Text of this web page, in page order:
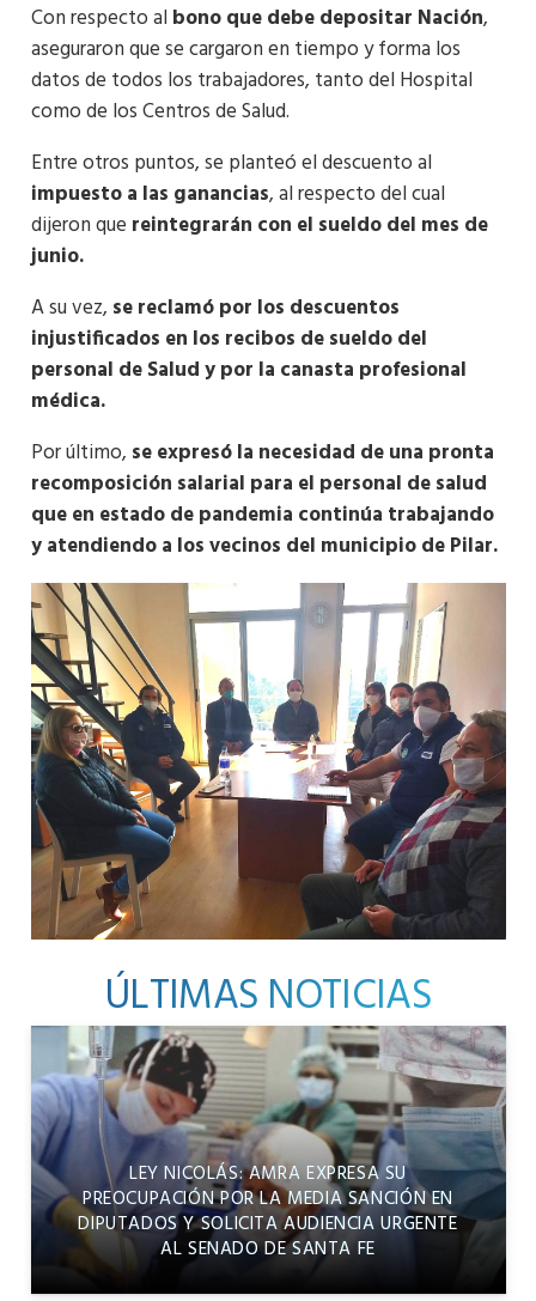
Con respecto al bono que debe depositar Nación,
aseguraron que se cargaron en tiempo y forma los
datos de todos los trabajadores, tanto del Hospital
como de los Centros de Salud.
Entre otros puntos, se planteó el descuento al
impuesto a las ganancias, al respecto del cual
dijeron que reintegrarán con el sueldo del mes de
junio.
A su vez, se reclamó por los descuentos
injustificados en los recibos de sueldo del
personal de Salud y por la canasta profesional
médica.
Por último, se expresó la necesidad de una pronta
recomposición salarial para el personal de salud
que en estado de pandemia continúa trabajando
y atendiendo a los vecinos del municipio de Pilar.
ÚLTIMAS NOTICIAS
LEY NICOLÁS: AMRA EXPRESA SU
PREOCUPACIÓN POR LA MEDIA SANCIÓN EN
DIPUTADOS Y SOLICITA AUDIENCIA URGENTE
AL SENADO DE SANTA FE